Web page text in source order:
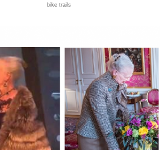
bike trails